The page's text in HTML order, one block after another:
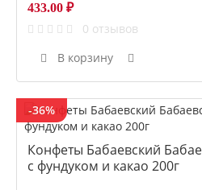
433.00 ₽
0 отзывов
В корзину
-36%
Конфеты Бабаевский
с фундуком и какао 200г